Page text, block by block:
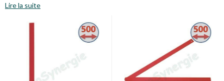
Lire la suite